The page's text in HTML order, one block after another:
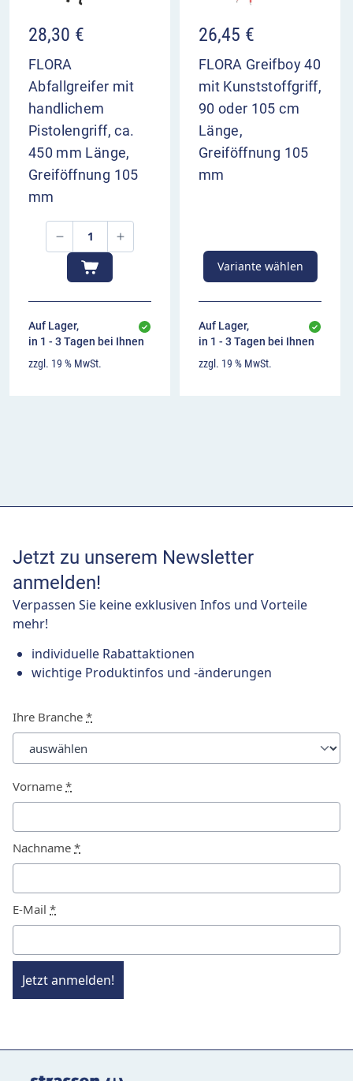
28,30 €
FLORA
Abfallgreifer mit
handlichem
Pistolengriff, ca.
450 mm Länge,
Greiföffnung 105
mm
Auf Lager,
in 1 - 3 Tagen bei Ihnen
zzgl. 19 % MwSt.
26,45 €
FLORA Greifboy 40
mit Kunststoffgriff,
90 oder 105 cm
Länge,
Greiföffnung 105
mm
Variante wählen
Auf Lager,
in 1 - 3 Tagen bei Ihnen
zzgl. 19 % MwSt.
Jetzt zu unserem Newsletter
anmelden!
Verpassen Sie keine exklusiven Infos und Vorteile
mehr!
individuelle Rabattaktionen
wichtige Produktinfos und -änderungen
Ihre Branche *
Vorname *
Nachname *
E-Mail *
Jetzt anmelden!